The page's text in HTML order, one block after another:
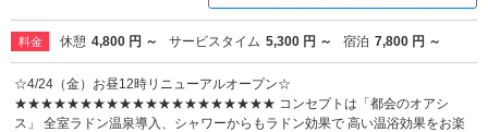
料金 休憩 4,800 円 ～ サービスタイム 5,300 円 ～ 宿泊 7,800 円 ～
☆4/24（金）お昼12時リニューアルオープン☆
★★★★★★★★★★★★★★★★★★★★ コンセプトは「都会のオアシ
ス」 全室ラドン温泉導入、シャワーからもラドン効果で 高い温浴効果をお楽